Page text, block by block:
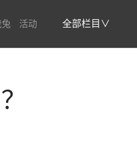
活动 全部栏目∨